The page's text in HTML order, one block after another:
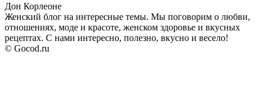
Дон Корлеоне
Женский блог на интересные темы. Мы поговорим о любви,
отношениях, моде и красоте, женском здоровье и вкусных
рецептах. С нами интересно, полезно, вкусно и весело!
© Gocod.ru